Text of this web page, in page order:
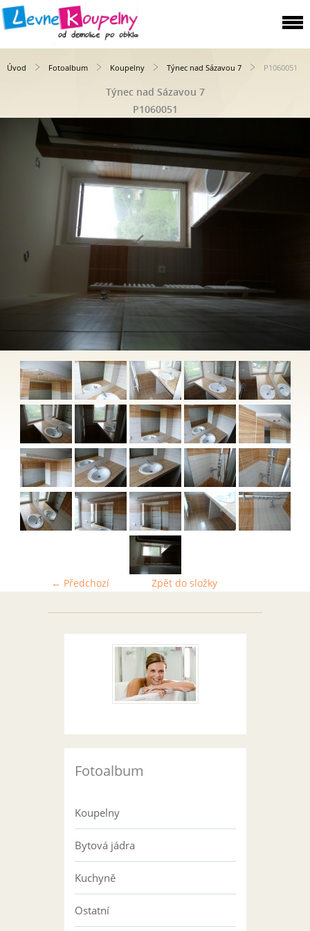
Úvod Fotoalbum Koupelny Týnec nad Sázavou 7 P1060051
Týnec nad Sázavou 7
P1060051
← Předchozí Zpět do složky
Fotoalbum
Koupelny
Bytová jádra
Kuchyně
Ostatní